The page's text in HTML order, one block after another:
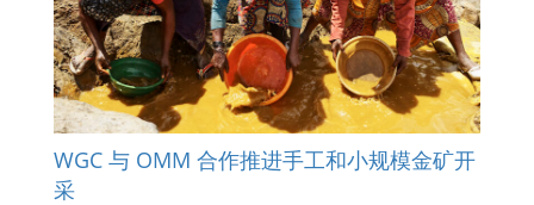
WGC 与 OMM 合作推进手工和小规模金矿开
采